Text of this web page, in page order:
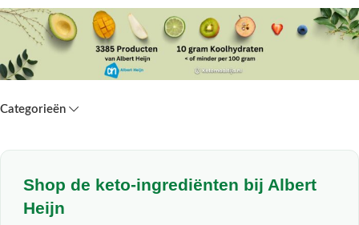
Categorieën
Shop de keto-ingrediënten bij Albert
Heijn